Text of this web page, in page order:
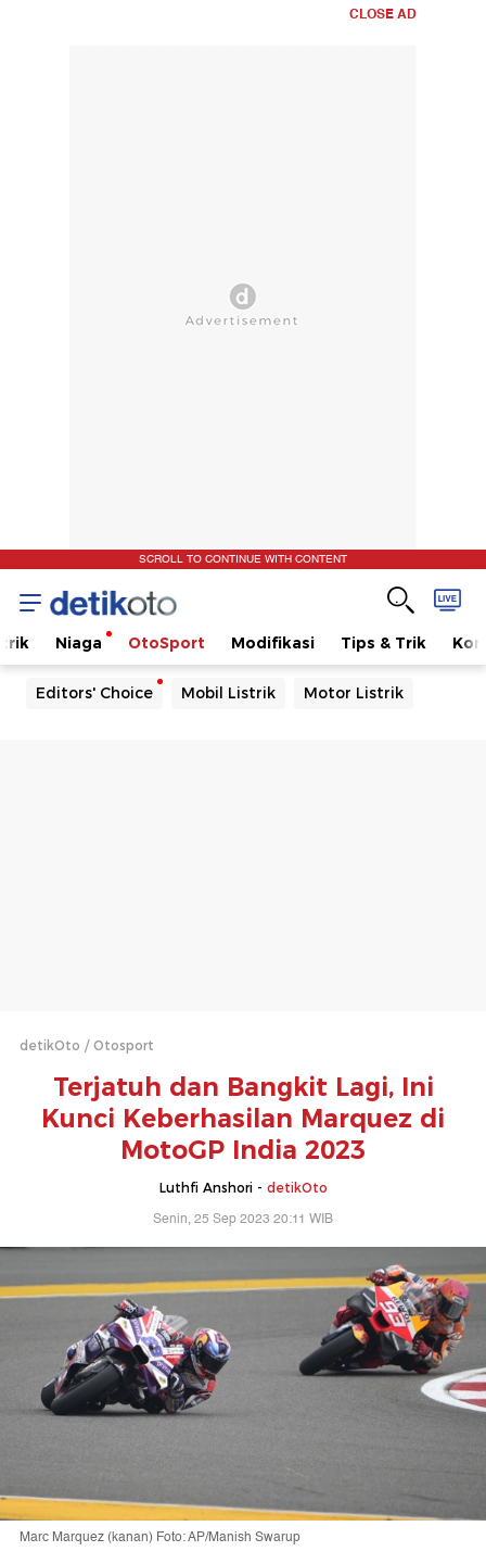
CLOSE AD
SCROLL TO CONTINUE WITH CONTENT
Niaga OtoSport Modifikasi Tips & Trik
Editors' Choice Mobil Listrik Motor Listrik
detikOto Otosport
Terjatuh dan Bangkit Lagi, Ini
Kunci Keberhasilan Marquez di
MotoGP India 2023
Luthfi Anshori - detikOto
Senin, 25 Sep 2023 20:11 WIB
Marc Marquez (kanan) Foto: AP/Manish Swarup